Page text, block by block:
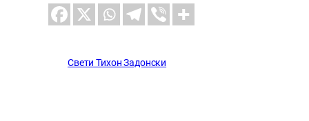
Свети Тихон Задонски